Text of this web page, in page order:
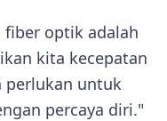
optik adalah
kita kecepatan
perlukan untuk
percaya diri."